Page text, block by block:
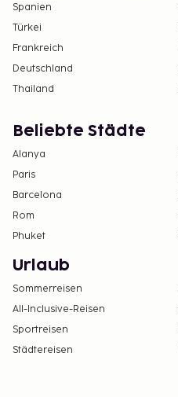
Spanien
Türkei
Frankreich
Deutschland
Thailand
Beliebte Städte
Alanya
Paris
Barcelona
Rom
Phuket
Urlaub
Sommerreisen
All-Inclusive-Reisen
Sportreisen
Städtereisen